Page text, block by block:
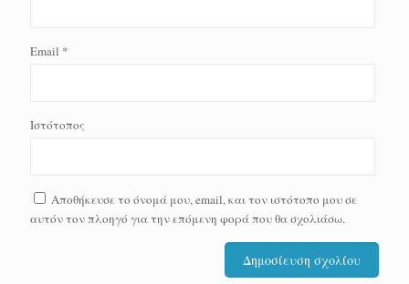
Email *
Ιστότοπος
Αποθήκευσε το όνομά μου, email, και τον ιστότοπο μου σε
αυτόν τον πλοηγό για την επόμενη φορά που θα σχολιάσω.